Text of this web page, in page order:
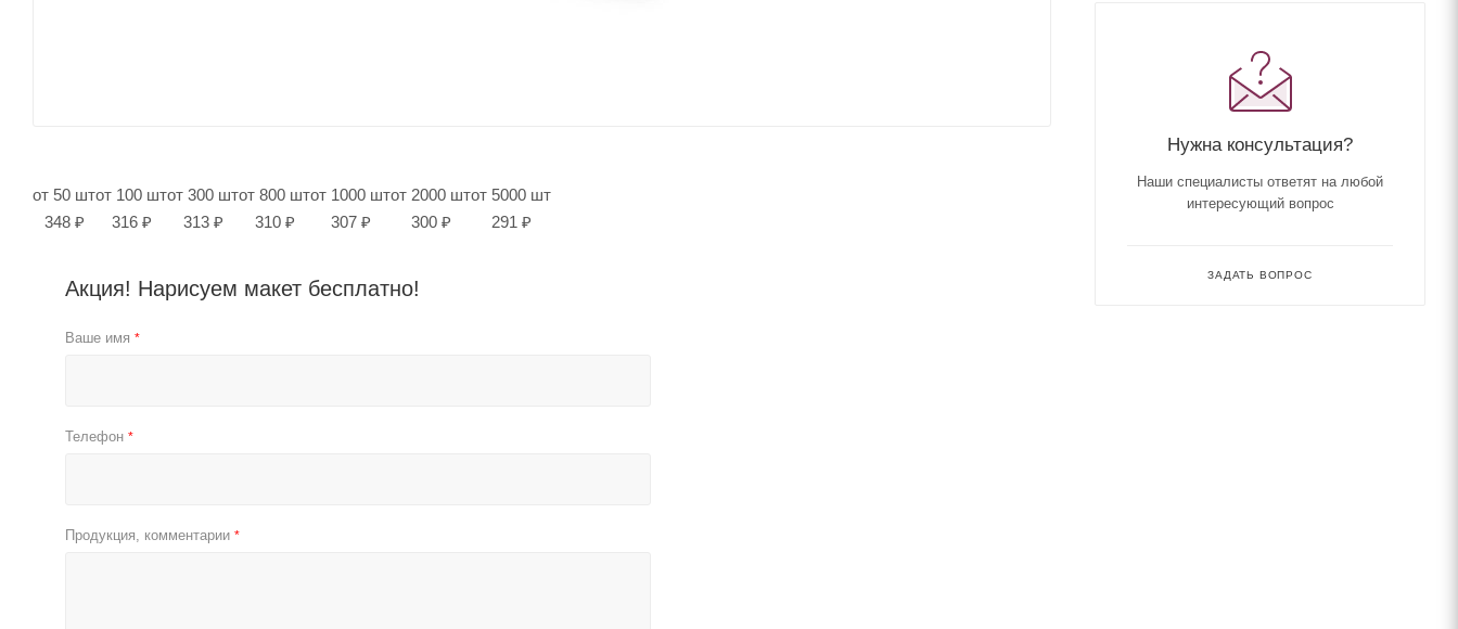
от 50 шт
348 ₽
от 100 шт
316 ₽
от 300 шт
313 ₽
от 800 шт
310 ₽
от 1000 шт
307 ₽
от 2000 шт
300 ₽
от 5000 шт
291 ₽
Акция! Нарисуем макет бесплатно!
Ваше имя *
Телефон *
Продукция, комментарии *
Нужна консультация?
Наши специалисты ответят на любой
интересующий вопрос
ЗАДАТЬ ВОПРОС